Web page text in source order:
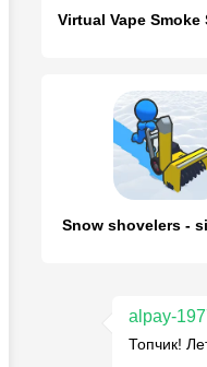
Snow shovelers -
alpay-
Топчик!